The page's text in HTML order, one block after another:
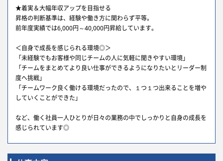
★着実＆大幅年収アップを目指せる
昇格の判断基準は、経験や働き方に関わらず平等。
前年度実績では6,000円～40,000円昇給しています。
＜自身で成長を感じられる環境◎＞
「未経験でもお客様や同じチームの人に気軽に聞きやすい環境」
「チームをまとめてより良い仕事ができるようになりたいとリーダー制
度へ挑戦」
「チームワーク良く働ける環境だったので、１つ１つ出来ることを増や
していくことができた」
など、働く社員一人ひとりが日々の業務の中でしっかりと自身の成長を
感じられています◎